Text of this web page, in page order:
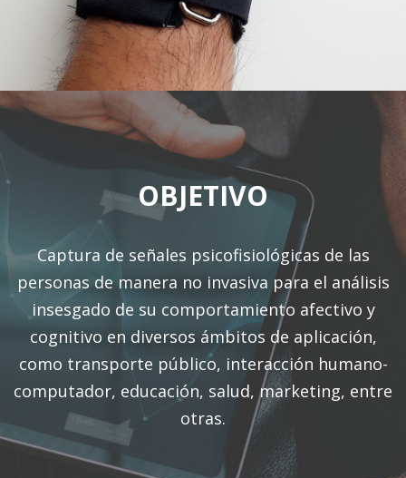
OBJETIVO
Captura de señales psicofisiológicas de las
personas de manera no invasiva para el análisis
insesgado de su comportamiento afectivo y
cognitivo en diversos ámbitos de aplicación,
como transporte público, interacción humano-
computador, educación, salud, marketing, entre
otras.